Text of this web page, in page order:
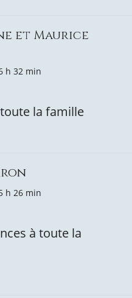
et Maurice
h 32 min
la famille
h 26 min
à toute la